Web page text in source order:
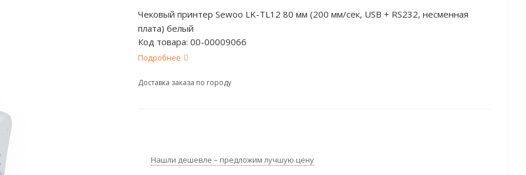
Чековый принтер Sewoo LK-TL12 80 мм (200 мм/сек, USB + RS232, несменная
плата) белый
Код товара: 00-00009066
Подробнее
Доставка заказа по городу
Нашли дешевле – предложим лучшую цену